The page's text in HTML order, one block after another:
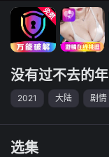
没有过不去的年
2021 大陆 剧情
选集